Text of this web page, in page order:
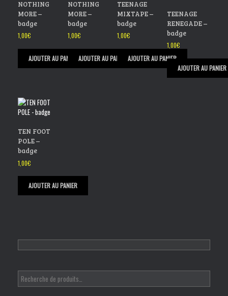
NOTHING
MORE –
badge
1,00€
AJOUTER AU PANIER
NOTHING
MORE –
badge
1,00€
AJOUTER AU PANIER
TEENAGE
MIXTAPE –
badge
1,00€
AJOUTER AU PANIER
TEENAGE
RENEGADE –
badge
1,00€
AJOUTER AU PANIER
TEN FOOT
POLE –
badge
1,00€
AJOUTER AU PANIER